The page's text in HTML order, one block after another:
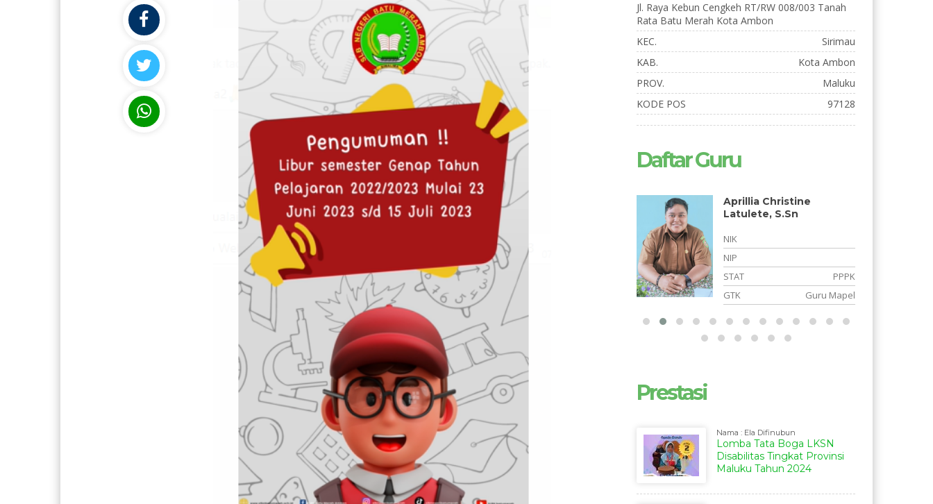
Jl. Raya Kebun Cengkeh RT/RW 008/003 Tanah
Rata Batu Merah Kota Ambon
KEC.
Sirimau
KAB.
Kota Ambon
PROV.
Maluku
KODE POS
97128
Daftar Guru
Siti Aturiah, S.Pd
NIK
NIP
GTK
GURU SDLB
Aprillia Christine
Latulete, S.Sn
NIK
NIP
STAT
GTK
Safri Alie
NIP
STAT
PNS
GTK Tenaga Kependidikan/TU
Prestasi
Nama : Ela Difinubun
Lomba Tata Boga LKSN
Disabilitas Tingkat Provinsi
Maluku Tahun 2024